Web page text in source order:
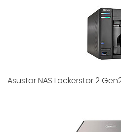
Asustor NAS Lockerstor 2